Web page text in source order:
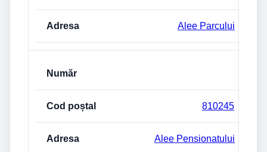
Alee Parcului
810245
Alee Pensionatului